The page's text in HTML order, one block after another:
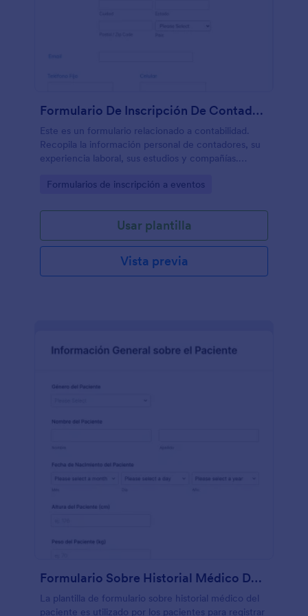
Formulario De Inscripción De Contadores
Este es un formulario relacionado a contabilidad.
Recopila la información personal de contadores, su
experiencia laboral, sus estudios y compañías.
relacionados de contabilidad, convenciones o
Go to Category:
Formularios de inscripción a eventos
Usar plantilla
Vista previa
Formulario Sobre Historial Médico Del Paciente
La plantilla de formulario sobre historial médico del
paciente es utilizado por los pacientes para registrar